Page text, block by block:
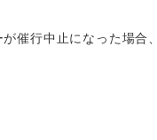
催行中止になった場合
いただけるコースです。